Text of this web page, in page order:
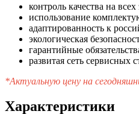
контроль качества на
использование
адаптированность к
экологическая
гарантийные
развитая сеть сервисных
*Актуальную цену на
Характеристики